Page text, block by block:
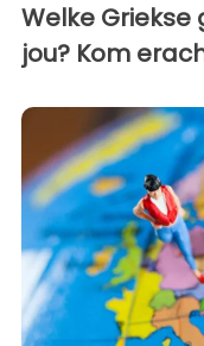
Welke
jou? Kom